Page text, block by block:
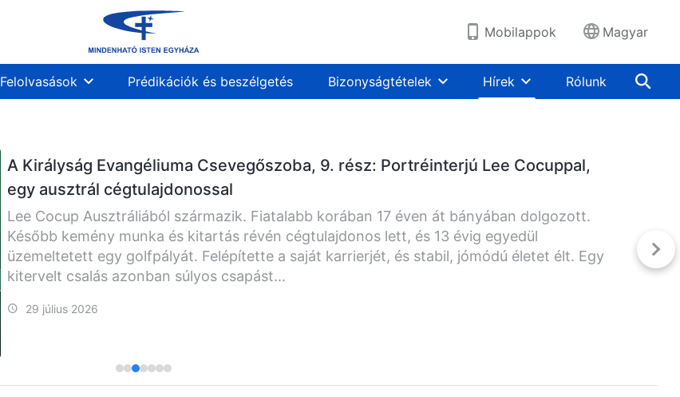
Mobilappok Magyar
Felolvasások Prédikációk és beszélgetés Bizonyságtételek Hírek Rólunk
A Királyság Evangéliuma Csevegőszoba, 9. rész: Portréinterjú Lee Cocuppal,
egy ausztrál cégtulajdonossal
Lee Cocup Ausztráliából származik. Fiatalabb korában 17 éven át bányában dolgozott.
Később kemény munka és kitartás révén cégtulajdonos lett, és 13 évig egyedül
üzemeltetett egy golfpályát. Felépítette a saját karrierjét, és stabil, jómódú életet élt. Egy
kitervelt csalás azonban súlyos csapást...
29 július 2026